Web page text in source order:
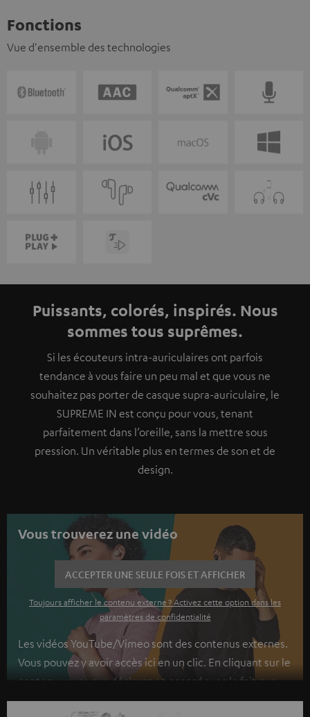
Fonctions
Vue d'ensemble des technologies
Puissants, colorés, inspirés. Nous
sommes tous suprêmes.
Si les écouteurs intra-auriculaires ont parfois
tendance à vous faire un peu mal et que vous ne
souhaitez pas porter de casque supra-auriculaire, le
SUPREME IN est conçu pour vous, tenant
parfaitement dans l’oreille, sans la mettre sous
pression. Un véritable plus en termes de son et de
design.
Vous trouverez une vidéo
ACCEPTER UNE SEULE FOIS ET AFFICHER
Toujours afficher le contenu externe ? Activez cette option dans les
paramètres de confidentialité
Les vidéos YouTube/Vimeo sont des contenus externes.
Vous pouvez y avoir accès ici en un clic. En cliquant sur le
contenu vous vous déclarez en accord avec le fait que
l’on vous montre des contenus extérieurs. Les données